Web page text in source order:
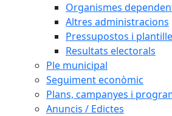
Organismes
Altres administracions
Pressupostos i
Resultats electorals
Ple municipal
Seguiment econòmic
Plans, campanyes i
Anuncis / Edictes